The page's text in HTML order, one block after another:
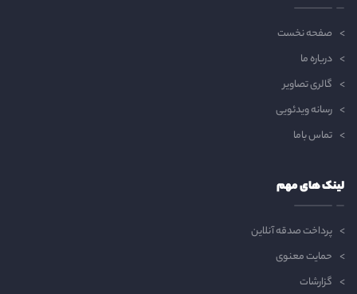
صفحه نخست
درباره ما
گالری تصاویر
رسانه ویدئویی
تماس باما
لینک های مهم
پرداخت صدقه آنلاین
حمایت معنوی
گزارشات